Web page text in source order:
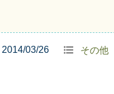
その他
2014/03/26